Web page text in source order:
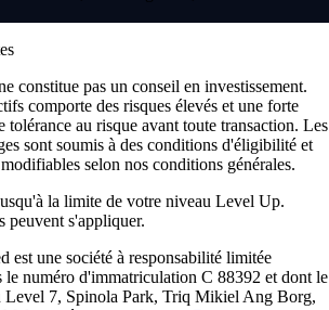
constitue pas un conseil en investissement.
comporte des risques élevés et une forte
au risque avant toute transaction. Les
sont soumis à des conditions d'éligibilité et
selon nos conditions générales.
la limite de votre niveau Level Up.
peuvent s'appliquer.
une société à responsabilité limitée
le numéro d'immatriculation C 88392 et dont le
Level 7, Spinola Park, Triq Mikiel Ang Borg,